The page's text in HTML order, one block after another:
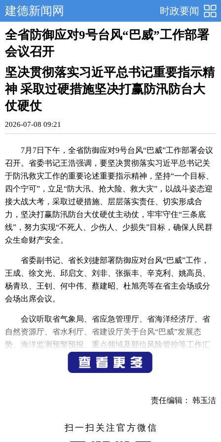
时政要闻
建德新闻网
全省防御应对9号台风“巴威”工作部署
会议召开
坚决贯彻落实习近平总书记重要指示精
神 采取过硬措施坚决打赢防汛防台大
仗硬仗
2026-07-08 09:21
7月7日下午，全省防御应对9号台风“巴威”工作部署会议
召开。省委书记王浩强调，要坚决贯彻落实习近平总书记关
于防汛救灾工作的重要论述重要指示精神，坚持“一个目标、
四个宁可”，立足“防大汛、抢大险、救大灾”，以战斗姿态迎
接大战大考，采取过硬措施、层层落实责任、切实形成合
力，坚决打赢防汛防台大仗硬仗主动仗，牢牢守住“三条底
线”，努力实现“不死人、少伤人、少损失”目标，确保人民群
众生命财产安全。
省委副书记、省长刘捷部署防御应对台风“巴威”工作，
王成、徐文光、邱启文、刘非、张振丰、辛克利、姚高员、
杨青玖、王钊、何中伟、蔡建昭、杜旭亮等在省主会场或分
会场出席会议。
会议听取省气象局、省应急管理厅、省海洋经济厅、省
自然资源厅、省水利厅、省建设厅关于台风“巴威”发展态
势、海洋监测预警预报、重点领域及部位风险管控等工作汇
报，研判分析防台形势，研究部署工作举措。
动，树牢底线思维、极限思维，做到顶格防御、全力应战，
痹大意、侥幸心理。要全员到岗到位，按照应急预案的部署
责任编辑： 韩玉洁
扫一扫关注官方微信